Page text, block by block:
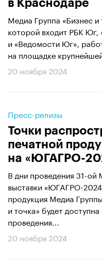
в Краснодаре
Медиа Группа «Бизнес и
которой входит РБК Юг,
и «Ведомости Юг»,
на площадке
20 ноября 2024
Пресс-релизы
Точки
печатной
на «ЮГАГРО-
В дни проведения 31-
выставки «ЮГАГРО-
продукция Медиа
и точка» будет
проведения...
20 ноября 2024